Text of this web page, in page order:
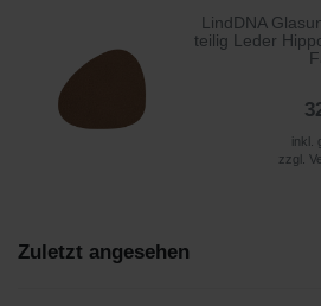
LindDNA
teilig Leder
inkl.
zzgl.
Zuletzt angesehen